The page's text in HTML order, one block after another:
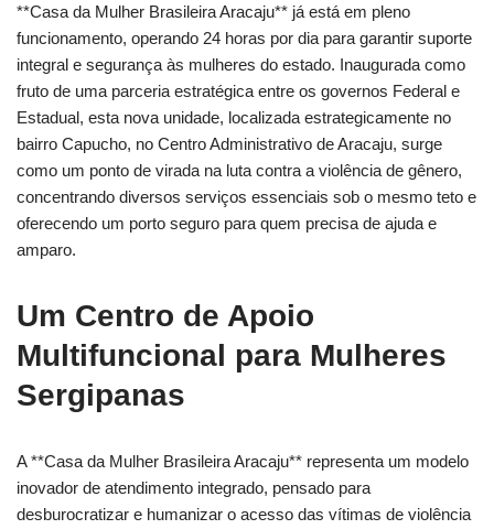
**Casa da Mulher Brasileira Aracaju** já está em pleno
funcionamento, operando 24 horas por dia para garantir suporte
integral e segurança às mulheres do estado. Inaugurada como
fruto de uma parceria estratégica entre os governos Federal e
Estadual, esta nova unidade, localizada estrategicamente no
bairro Capucho, no Centro Administrativo de Aracaju, surge
como um ponto de virada na luta contra a violência de gênero,
concentrando diversos serviços essenciais sob o mesmo teto e
oferecendo um porto seguro para quem precisa de ajuda e
amparo.
Um Centro de Apoio
Multifuncional para Mulheres
Sergipanas
A **Casa da Mulher Brasileira Aracaju** representa um modelo
inovador de atendimento integrado, pensado para
desburocratizar e humanizar o acesso das vítimas de violência